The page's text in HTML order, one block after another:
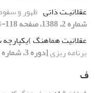
عقلانیـت ذاتی ظهور و
شماره 2، 1388، صفحه 118-143]
عقلانیت هماهنگ )یکپارچه
برنامه ریزی[دوره 3، شماره 2، 1388، صفحه 118-143]
ف